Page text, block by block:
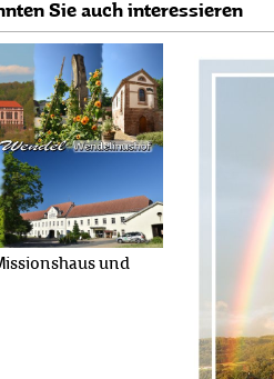
Sie auch interessieren
und